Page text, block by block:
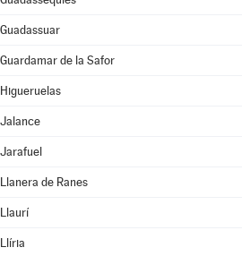
Guadassuar
Guardamar de la Safor
Higueruelas
Jalance
Jarafuel
Llanera de Ranes
Llaurí
Llíria